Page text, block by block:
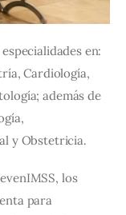
en:
Cardiología,
además de
y Obstetricia.
los
para